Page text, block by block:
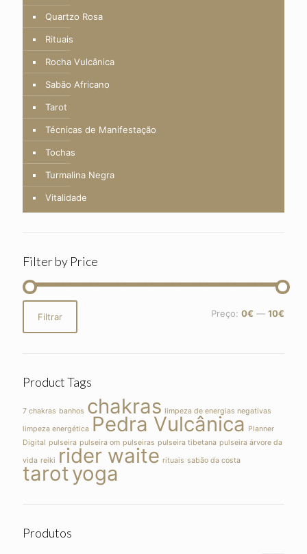
Quartzo Rosa
Rituais
Rocha Vulcânica
Sabão Africano
Tarot
Técnicas de Manifestação
Tochas
Turmalina Negra
Vitalidade
Filter by Price
Preço
mínimo
Preço
máximo
Filtrar Preço: 0€ — 10€
Product Tags
7 chakras banhos chakras limpeza de energias negativas
limpeza energética Pedra Vulcânica Planner
Digital pulseira pulseira om pulseiras pulseira tibetana pulseira árvore da
vida reiki rider waite rituais sabão da costa
tarotyoga
Produtos